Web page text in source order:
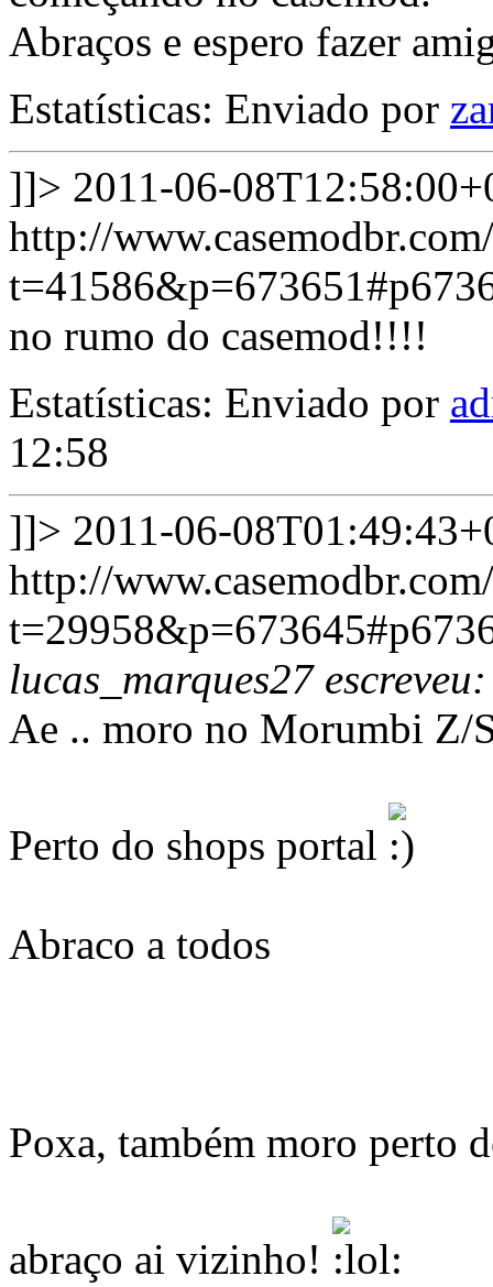
Abraços e espero fazer
Estatísticas: Enviado por
]]> 2011-06-
http://
no rumo do casemod!!!!
Estatísticas: Enviado por
12:58
]]> 2011-06-
http://
lucas_marques27 escreveu:
Ae .. moro no Morumbi Z/
Perto do shops portal
Abraco a todos
Poxa, também moro perto
abraço ai vizinho!